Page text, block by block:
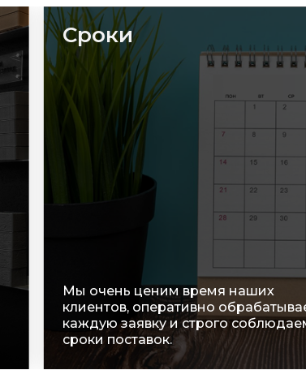
Сроки
Мы очень ценим время наших
клиентов, оперативно
каждую заявку и строго
сроки поставок.